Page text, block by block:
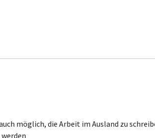
möglich, die Arbeit im Ausland zu